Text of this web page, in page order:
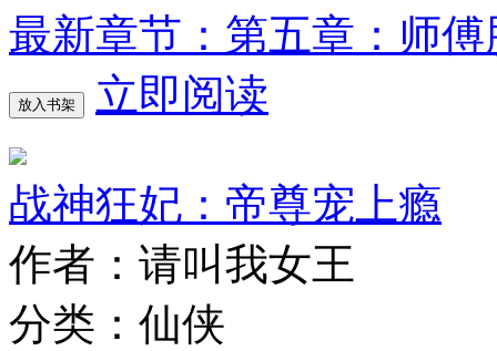
最新章节：第五章：师傅
放入书架 立即阅读
战神狂妃：帝尊宠上瘾
作者：请叫我女王
分类：仙侠